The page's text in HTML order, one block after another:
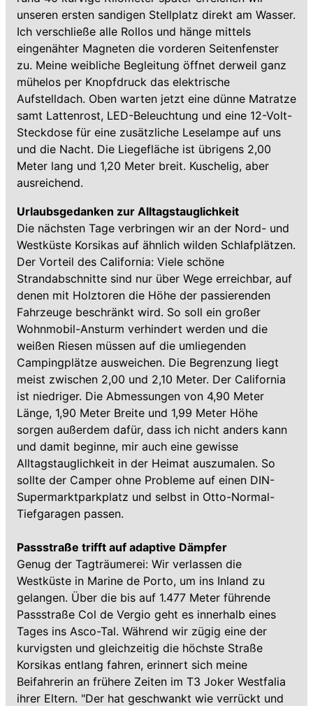
unseren ersten sandigen Stellplatz direkt am Wasser.
Ich verschließe alle Rollos und hänge mittels
eingenähter Magneten die vorderen Seitenfenster
zu. Meine weibliche Begleitung öffnet derweil ganz
mühelos per Knopfdruck das elektrische
Aufstelldach. Oben warten jetzt eine dünne Matratze
samt Lattenrost, LED-Beleuchtung und eine 12-Volt-
Steckdose für eine zusätzliche Leselampe auf uns
und die Nacht. Die Liegefläche ist übrigens 2,00
Meter lang und 1,20 Meter breit. Kuschelig, aber
ausreichend.
Urlaubsgedanken zur Alltagstauglichkeit
Die nächsten Tage verbringen wir an der Nord- und
Westküste Korsikas auf ähnlich wilden Schlafplätzen.
Der Vorteil des California: Viele schöne
Strandabschnitte sind nur über Wege erreichbar, auf
denen mit Holztoren die Höhe der passierenden
Fahrzeuge beschränkt wird. So soll ein großer
Wohnmobil-Ansturm verhindert werden und die
weißen Riesen müssen auf die umliegenden
Campingplätze ausweichen. Die Begrenzung liegt
meist zwischen 2,00 und 2,10 Meter. Der California
ist niedriger. Die Abmessungen von 4,90 Meter
Länge, 1,90 Meter Breite und 1,99 Meter Höhe
sorgen außerdem dafür, dass ich nicht anders kann
und damit beginne, mir auch eine gewisse
Alltagstauglichkeit in der Heimat auszumalen. So
sollte der Camper ohne Probleme auf einen DIN-
Supermarktparkplatz und selbst in Otto-Normal-
Tiefgaragen passen.
Passstraße trifft auf adaptive Dämpfer
Genug der Tagträumerei: Wir verlassen die
Westküste in Marine de Porto, um ins Inland zu
gelangen. Über die bis auf 1.477 Meter führende
Passstraße Col de Vergio geht es innerhalb eines
Tages ins Asco-Tal. Während wir zügig eine der
kurvigsten und gleichzeitig die höchste Straße
Korsikas entlang fahren, erinnert sich meine
Beifahrerin an frühere Zeiten im T3 Joker Westfalia
ihrer Eltern. "Der hat geschwankt wie verrückt und